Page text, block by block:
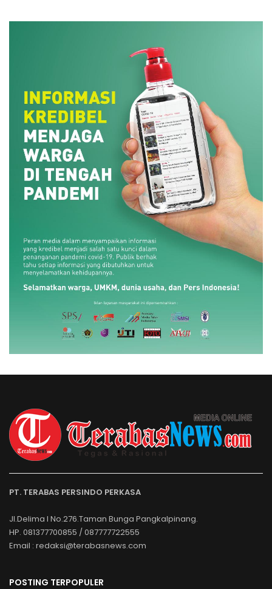
PT. TERABAS PERSINDO PERKASA
Jl.Delima I No.276.Taman Bunga Pangkalpinang.
HP. 081377700855 / 087777722555
Email : redaksi@terabasnews.com
POSTING TERPOPULER